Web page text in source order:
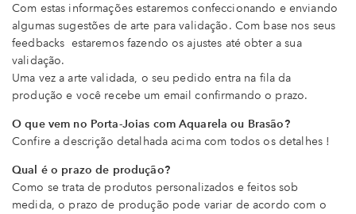
Com estas informações estaremos confeccionando e enviando
algumas sugestões de arte para validação. Com base nos seus
feedbacks estaremos fazendo os ajustes até obter a sua
validação.
Uma vez a arte validada, o seu pedido entra na fila da
produção e você recebe um email confirmando o prazo.
O que vem no Porta-Joias com Aquarela ou Brasão?
Confire a descrição detalhada acima com todos os detalhes !
Qual é o prazo de produção?
Como se trata de produtos personalizados e feitos sob
medida, o prazo de produção pode variar de acordo com o